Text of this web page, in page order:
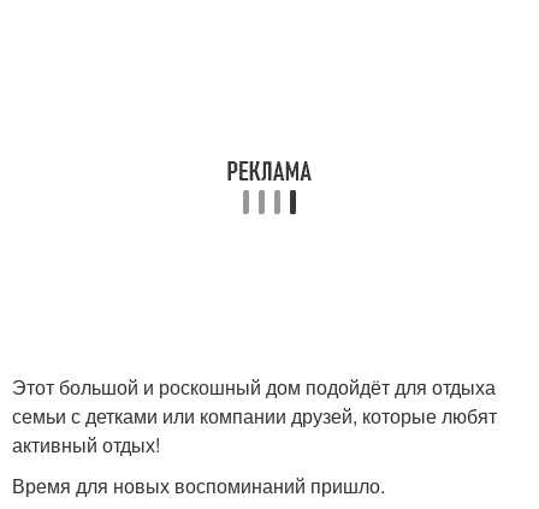
Этот большой и роскошный дом подойдёт для отдыха
семьи с детками или компании друзей, которые любят
активный отдых!
Время для новых воспоминаний пришло.